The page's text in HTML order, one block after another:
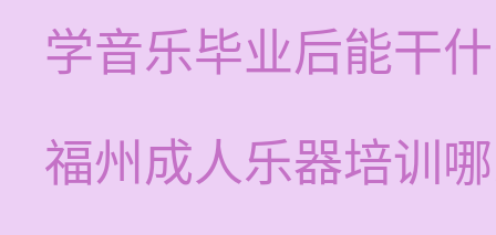
学音乐毕业后能干
福州成人乐器培训